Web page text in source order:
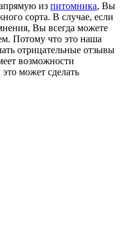
из питомника, Вы
сорта. В случае, если
Вы всегда можете
Потому что это наша
отрицательные отзывы
возможности
это может сделать